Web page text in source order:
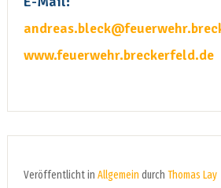
www.feuerwehr.breckerfeld.de
Veröffentlicht in Allgemein durch Thomas Lay